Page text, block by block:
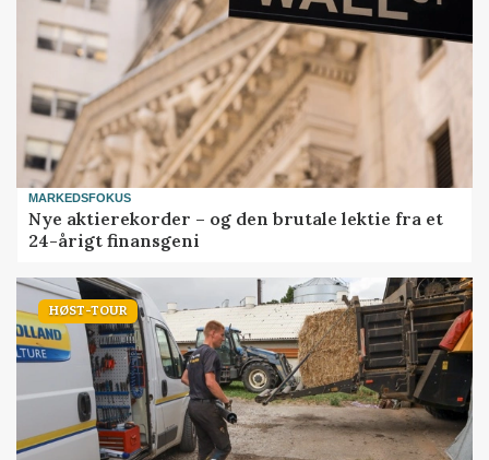
MARKEDSFOKUS
Nye aktierekorder – og den brutale lektie fra et
24-årigt finansgeni
HØST-TOUR